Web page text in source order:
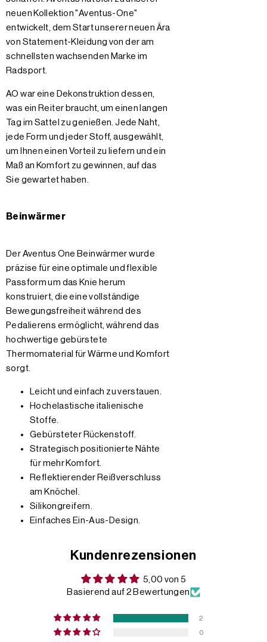
neuen Kollektion "Aventus-One"
entwickelt, dem Start unserer neuen Ära
von Statement-Kleidung von der am
schnellsten wachsenden Marke im
Radsport.
AO war eine Dekonstruktion dessen,
was ein Reiter braucht, um einen langen
Tag im Sattel zu genießen. Jede Naht,
jede Form und jeder Stoff, ausgewählt,
um Ihnen einen Vorteil zu liefern und ein
Maß an Komfort zu gewinnen, auf das
Sie gewartet haben.
Beinwärmer
Der Aventus One Beinwärmer wurde
präzise für eine optimale und flexible
Passform um das Knie herum
konstruiert, die eine vollständige
Bewegungsfreiheit während des
Pedalierens ermöglicht, während das
hochwertige gebürstete
Thermomaterial für Wärme und Komfort
sorgt.
Leicht und einfach zu verstauen.
Hochelastische italienische
Stoffe.
Gebürsteter Rückenstoff.
Strategisch positionierte Nähte
für mehr Komfort.
Reflektierender Reißverschluss
am Knöchel.
Silikongreifern.
Einfaches Ein-Aus-Design.
Kundenrezensionen
5,00 von 5
Basierend auf 2 Bewertungen
2
0